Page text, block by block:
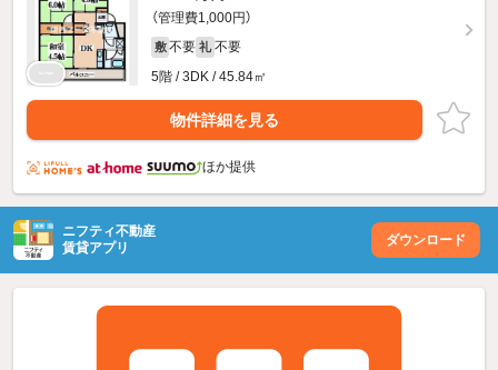
（管理費1,000円）
敷 不要 礼 不要
5階 / 3DK / 45.84㎡
物件詳細を見る
ほか提供
ニフティ不動産
賃貸アプリ
ダウンロード